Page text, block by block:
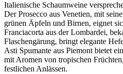
Italienische Schaumweine
Der Prosecco aus Venetien, mit
grünen Äpfeln und Birnen, eignet
Franciacorta aus der Lombardei,
Flaschengärung, bringt elegante
Asti Spumante aus Piemont bietet
mit Aromen von tropischen
festlichen Anlässen.